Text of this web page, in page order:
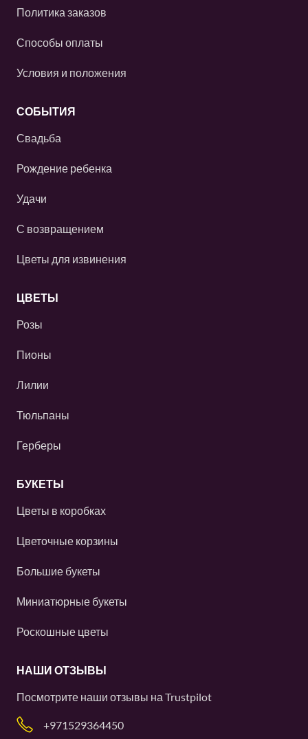
Политика заказов
Способы оплаты
Условия и положения
СОБЫТИЯ
Свадьба
Рождение ребенка
Удачи
С возвращением
Цветы для извинения
ЦВЕТЫ
Розы
Пионы
Лилии
Тюльпаны
Герберы
БУКЕТЫ
Цветы в коробках
Цветочные корзины
Большие букеты
Миниатюрные букеты
Роскошные цветы
НАШИ ОТЗЫВЫ
Посмотрите наши отзывы на Trustpilot
+971529364450